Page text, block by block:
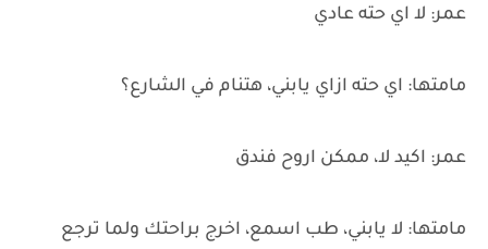
عمر: لا اي حته عادي
مامتها: اي حته ازاي يابني، هتنام في الشارع؟
عمر: اكيد لا، ممكن اروح فندق
مامتها: لا يابني، طب اسمع، اخرج براحتك ولما ترجع